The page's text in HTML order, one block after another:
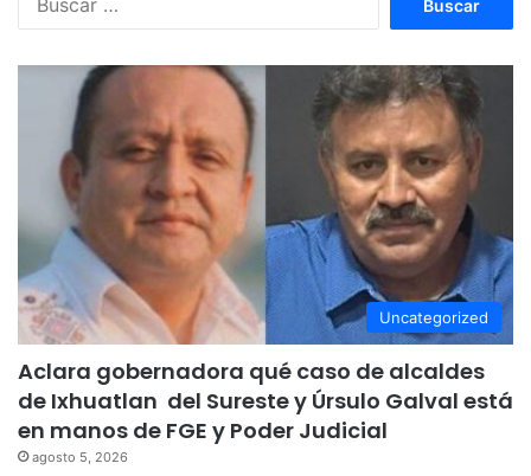
Uncategorized
Aclara gobernadora qué caso de alcaldes
de Ixhuatlan del Sureste y Úrsulo Galval está
en manos de FGE y Poder Judicial
agosto 5, 2026